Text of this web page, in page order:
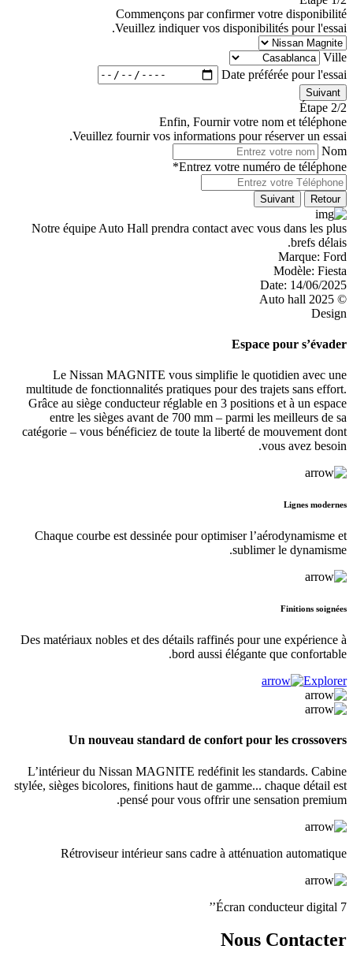
Commençons par confirmer votre disponibilité
Veuillez indiquer vos disponibilités pour l'essai.
Ville
Date préférée pour l'essai
Suivant
Étape 2/2
Enfin, Fournir votre nom et téléphone
Veuillez fournir vos informations pour réserver un essai.
Nom
Entrez votre numéro de téléphone*
Retour
Suivant
Notre équipe Auto Hall prendra contact avec vous dans les plus
brefs délais.
Marque: Ford
Modèle: Fiesta
Date: 14/06/2025
© 2025 Auto hall
Design
Espace pour s’évader
Le Nissan MAGNITE vous simplifie le quotidien avec une
multitude de fonctionnalités pratiques pour des trajets sans effort.
Grâce au siège conducteur réglable en 3 positions et à un espace
entre les sièges avant de 700 mm – parmi les meilleurs de sa
catégorie – vous bénéficiez de toute la liberté de mouvement dont
vous avez besoin.
Lignes modernes
Chaque courbe est dessinée pour optimiser l’aérodynamisme et
sublimer le dynamisme.
Finitions soignées
Des matériaux nobles et des détails raffinés pour une expérience à
bord aussi élégante que confortable.
Explorer
Un nouveau standard de confort pour les crossovers
L’intérieur du Nissan MAGNITE redéfinit les standards. Cabine
stylée, sièges bicolores, finitions haut de gamme... chaque détail est
pensé pour vous offrir une sensation premium.
Rétroviseur intérieur sans cadre à atténuation automatique
Écran conducteur digital 7’’
Nous Contacter